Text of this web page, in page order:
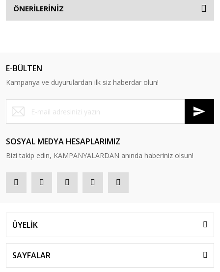
ÖNERİLERİNİZ
E-BÜLTEN
Kampanya ve duyurulardan ilk siz haberdar olun!
SOSYAL MEDYA HESAPLARIMIZ
Bizi takip edin, KAMPANYALARDAN anında haberiniz olsun!
ÜYELİK
SAYFALAR